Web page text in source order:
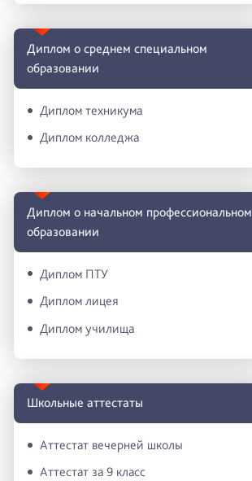
Диплом о среднем специальном
образовании
Диплом техникума
Диплом колледжа
Диплом о начальном профессиональном
oбразовании
Диплом ПТУ
Диплом лицея
Диплом училища
Школьные аттестаты
Аттестат вечерней школы
Аттестат за 9 класс